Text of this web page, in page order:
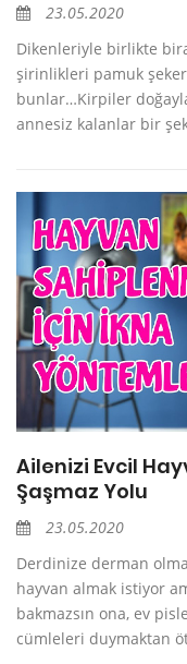
23.05.2020
Dikenleriyle birlikte
şirinlikleri pamuk şeker
bunlar…Kirpiler
annesiz kalanlar bir
Ailenizi Evcil
Şaşmaz Yolu
23.05.2020
Derdinize derman
hayvan almak istiyor
bakmazsın ona, ev
cümleleri duymaktan